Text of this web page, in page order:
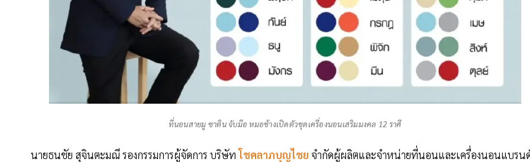
ที่นอนสายมู ซาติน จับมือ หมอช้างเปิดตัวชุดเครื่องนอนเสริมมงคล 12 ราศี
นายธนชัย สุจินตะมณี รองกรรมการผู้จัดการ บริษัทโชคลาภบุญไชย จำกัดผู้ผลิตและจำหน่ายที่นอนและเครื่องนอนแบรน